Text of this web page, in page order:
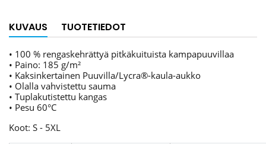
KUVAUS TUOTETIEDOT
• 100 % rengaskehrättyä pitkäkuituista kampapuuvillaa
• Paino: 185 g/m²
• Kaksinkertainen Puuvilla/Lycra®-kaula-aukko
• Olalla vahvistettu sauma
• Tuplakutistettu kangas
• Pesu 60°C
Koot: S - 5XL